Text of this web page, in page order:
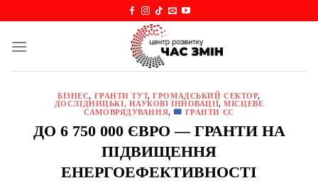
content
БІЗНЕС, ГРАНТИ ТУТ,ГРОМАДСЬКИЙ СЕКТОР,
ДОСЛІДНИЦЬКІ, НАУКОВІ ІННОВАЦІЇ,МІСЦЕВЕ
САМОВРЯДУВАННЯ, ГРАНТИ ЄС
ДО 6 750 000 ЄВРО — ГРАНТИ НА
ПІДВИЩЕННЯ
ЕНЕРГОЕФЕКТИВНОСТІ